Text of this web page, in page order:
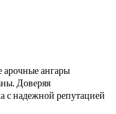
арочные ангары
Доверяя
с надежной репутацией